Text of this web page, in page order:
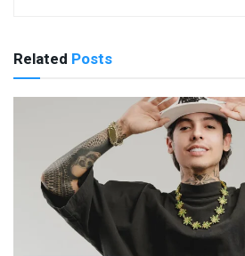
Related Posts